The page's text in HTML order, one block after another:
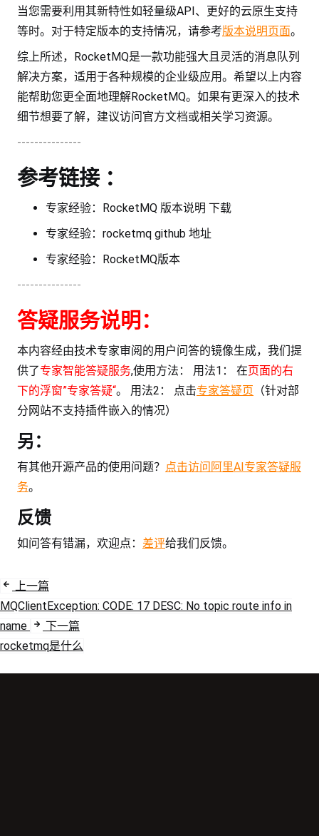
当您需要利用其新特性如轻量级API、更好的云原生支持
等时。对于特定版本的支持情况，请参考版本说明页面。
综上所述，RocketMQ是一款功能强大且灵活的消息队列
解决方案，适用于各种规模的企业级应用。希望以上内容
能帮助您更全面地理解RocketMQ。如果有更深入的技术
细节想要了解，建议访问官方文档或相关学习资源。
---------------
参考链接 ：
专家经验：RocketMQ 版本说明 下载
专家经验：rocketmq github 地址
专家经验：RocketMQ版本
---------------
答疑服务说明：
本内容经由技术专家审阅的用户问答的镜像生成，我们提
供了专家智能答疑服务,使用方法： 用法1： 在页面的右
下的浮窗”专家答疑“。 用法2： 点击专家答疑页 （针对部
分网站不支持插件嵌入的情况）
另：
有其他开源产品的使用问题？ 点击访问阿里AI专家答疑服
务。
反馈
如问答有错漏，欢迎点： 差评给我们反馈。
上一篇
MQClientException: CODE: 17 DESC: No topic route info in
name
下一篇
rocketmq是什么